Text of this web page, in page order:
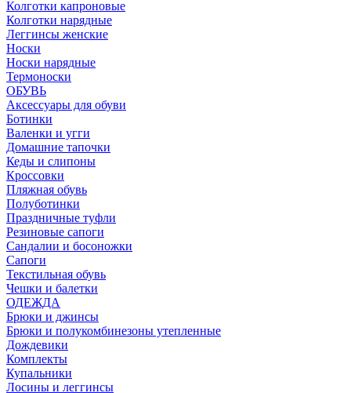
Колготки капроновые
Колготки нарядные
Леггинсы женские
Носки
Носки нарядные
Термоноски
ОБУВЬ
Аксессуары для обуви
Ботинки
Валенки и угги
Домашние тапочки
Кеды и слипоны
Кроссовки
Пляжная обувь
Полуботинки
Праздничные туфли
Резиновые сапоги
Сандалии и босоножки
Сапоги
Текстильная обувь
Чешки и балетки
ОДЕЖДА
Брюки и джинсы
Брюки и полукомбинезоны утепленные
Дождевики
Комплекты
Купальники
Лосины и леггинсы